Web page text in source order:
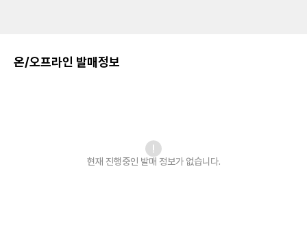
온/오프라인 발매정보
현재 진행중인 발매 정보가 없습니다.